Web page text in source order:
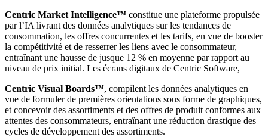
Centric Market Intelligence™ constitue une plateforme propulsée
par l’IA livrant des données analytiques sur les tendances de
consommation, les offres concurrentes et les tarifs, en vue de booster
la compétitivité et de resserrer les liens avec le consommateur,
entraînant une hausse de jusque 12 % en moyenne par rapport au
niveau de prix initial. Les écrans digitaux de Centric Software,
Centric Visual Boards™, compilent les données analytiques en
vue de formuler de premières orientations sous forme de graphiques,
et concevoir des assortiments et des offres de produit conformes aux
attentes des consommateurs, entraînant une réduction drastique des
cycles de développement des assortiments.